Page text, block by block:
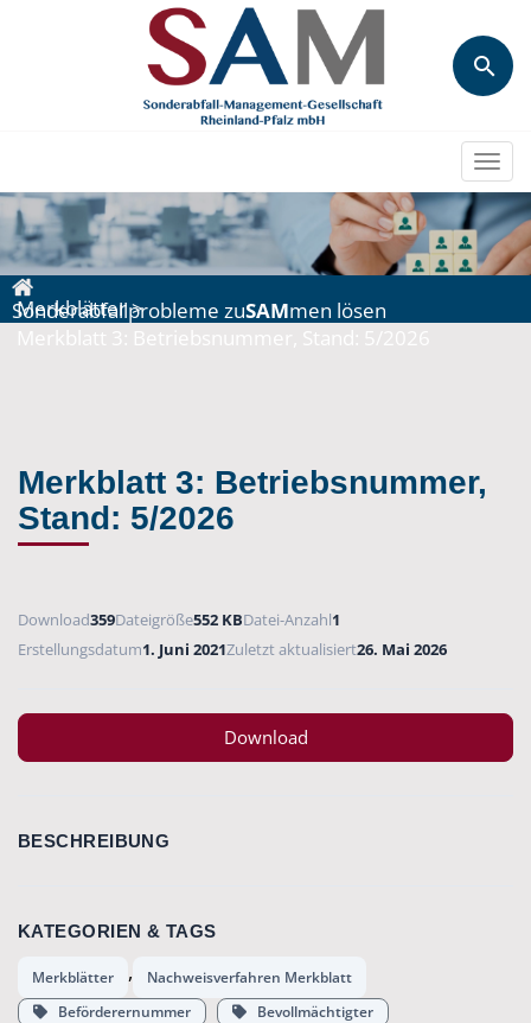
Merkblätter>
Sonderabfallprobleme zuSAMmen lösen
Merkblatt 3: Betriebsnummer,
Stand: 5/2026
Download359Dateigröße552 KBDatei-Anzahl1
Erstellungsdatum1. Juni 2021Zuletzt aktualisiert26. Mai 2026
Download
BESCHREIBUNG
KATEGORIEN & TAGS
Merkblätter ,
Nachweisverfahren Merkblatt
Beförderernummer
Bevollmächtigter